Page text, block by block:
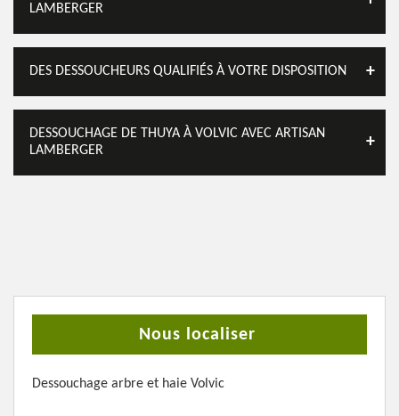
LAMBERGER
DES DESSOUCHEURS QUALIFIÉS À VOTRE DISPOSITION
DESSOUCHAGE DE THUYA À VOLVIC AVEC ARTISAN
LAMBERGER
Nous localiser
Dessouchage arbre et haie Volvic